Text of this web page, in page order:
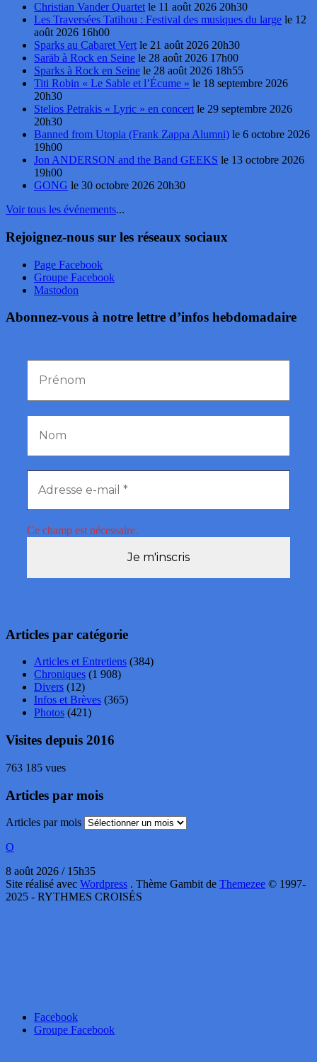
Christian Vander Quartet le 11 août 2026 20h30
Les Traversées Tatihou : Festival des musiques du large le 12
août 2026 16h00
Sparks au Cabaret Vert le 21 août 2026 20h30
Sarāb à Rock en Seine le 28 août 2026 17h00
Sparks à Rock en Seine le 28 août 2026 18h55
Titi Robin « Le Sable et l’Écume » le 18 septembre 2026
20h30
Stelios Petrakis « Lyric » en concert le 29 septembre 2026
20h30
Banned from Utopia (Frank Zappa Alumni) le 6 octobre 2026
19h00
Jon ANDERSON and the Band GEEKS le 13 octobre 2026
19h00
GONG le 30 octobre 2026 20h30
Voir tous les événements...
Rejoignez-nous sur les réseaux sociaux
Page Facebook
Groupe Facebook
Mastodon
Abonnez-vous à notre lettre d’infos hebdomadaire
Ce champ est nécessaire.
Articles par catégorie
Articles et Entretiens (384)
Chroniques (1 908)
Divers (12)
Infos et Brèves (365)
Photos (421)
Visites depuis 2016
763 185 vues
Articles par mois
Articles par mois
O
8 août 2026 / 15h35
Site réalisé avec Wordpress . Thème Gambit de Themezee © 1997-
2025 - RYTHMES CROISÉS
Facebook
Groupe Facebook